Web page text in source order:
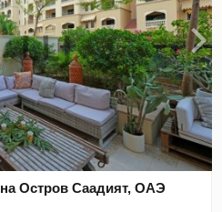
Остров Саадият, ОАЭ